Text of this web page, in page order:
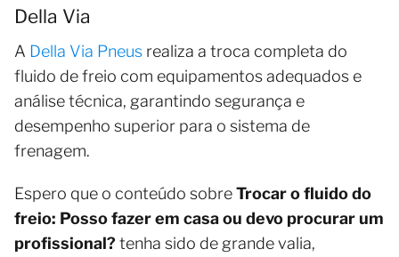
Della Via
A Della Via Pneus realiza a troca completa do
fluido de freio com equipamentos adequados e
análise técnica, garantindo segurança e
desempenho superior para o sistema de
frenagem.
Espero que o conteúdo sobreTrocar o fluido do
freio: Posso fazer em casa ou devo procurar um
profissional?tenha sido de grande valia,